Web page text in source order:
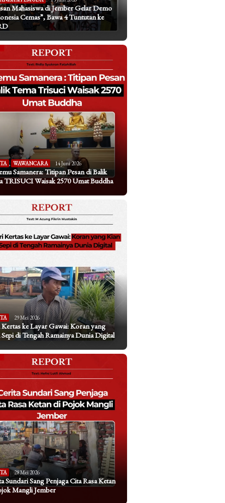
Mahasiswa di Jember Gelar Demo
Cemas”, Bawa 4 Tuntutan ke
WAWANCARA 14 Juni 2026
Samanera: Titipan Pesan di Balik
TRISUCI Waisak 2570 Umat Buddha
29 Mei 2026
ke Layar Gawai: Koran yang
di Tengah Ramainya Dunia Digital
28 Mei 2026
Sundari Sang Penjaga Cita Rasa Ketan
Mangli Jember